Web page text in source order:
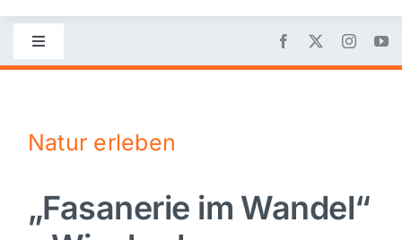
Toggle
Navigation
Nachrichten
Politik
Natur erleben
„Fasanerie im Wandel“